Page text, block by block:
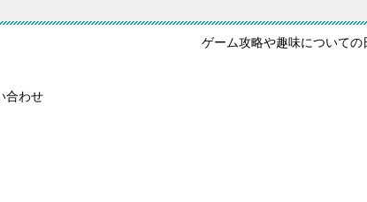
ゲーム攻略や趣味について
合わせ